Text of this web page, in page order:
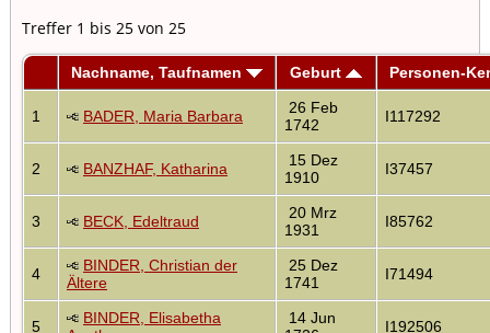
Treffer 1 bis 25 von 25
Nachname, Taufnamen Geburt Personen-
1 BADER, Maria Barbara
26 Feb
1742
I117292
2 BANZHAF, Katharina
15 Dez
1910
I37457
3 BECK, Edeltraud
20 Mrz
1931
I85762
4
BINDER, Christian der
Ältere
25 Dez
1741
I71494
5
BINDER, Elisabetha
14 Jun
I192506